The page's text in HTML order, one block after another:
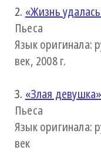
2. «Жизнь
Пьеса
Язык оригинала:
век, 2008 г.
3. «Злая девушка»
Пьеса
Язык оригинала:
век